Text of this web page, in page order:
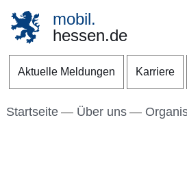
Direkt zum Kopf der
Direkt zum Inhalt
Direkt zum Fuß der
mobil.
hessen.de
Aktuelle Meldungen Karriere
Startseite Über uns